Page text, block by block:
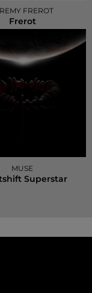
FREROT
Frerot
MUSE
Superstar